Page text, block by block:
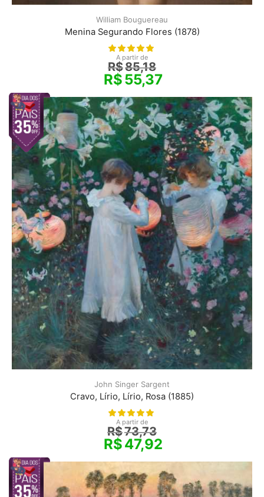
William Bouguereau
Menina Segurando Flores (1878)
A partir de
R$85,18
R$55,37
John Singer Sargent
Cravo, Lírio, Lírio, Rosa (1885)
A partir de
R$73,73
R$47,92